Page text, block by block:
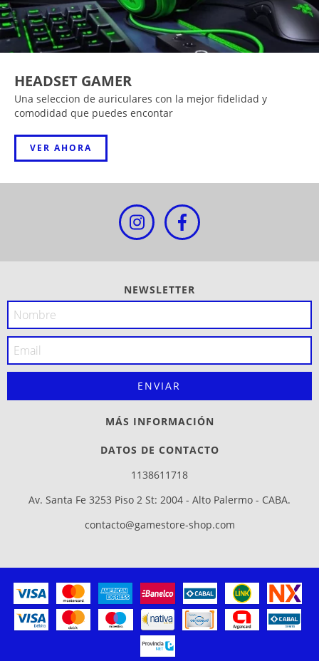
HEADSET GAMER
Una seleccion de auriculares con la mejor fidelidad y
comodidad que puedes encontar
VER AHORA
NEWSLETTER
MÁS INFORMACIÓN
DATOS DE CONTACTO
1138611718
Av. Santa Fe 3253 Piso 2 St: 2004 - Alto Palermo - CABA.
contacto@gamestore-shop.com